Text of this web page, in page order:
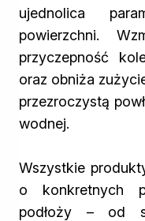
ujednolica
powierzchni.
przyczepność
oraz obniża
przezroczystą
wodnej.
Wszystkie
o konkretnych
podłoży – od